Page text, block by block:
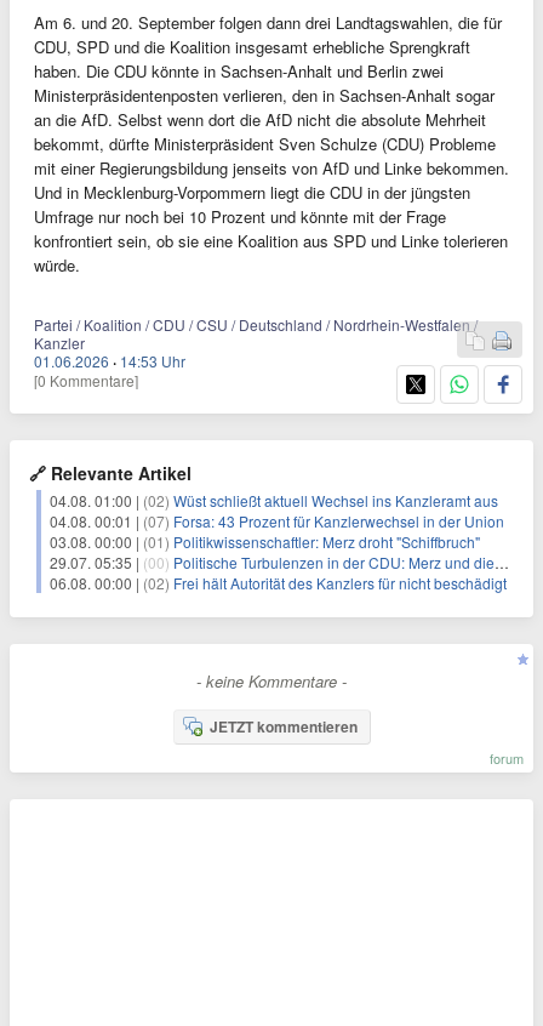
Am 6. und 20. September folgen dann drei Landtagswahlen, die für
CDU, SPD und die Koalition insgesamt erhebliche Sprengkraft
haben. Die CDU könnte in Sachsen-Anhalt und Berlin zwei
Ministerpräsidentenposten verlieren, den in Sachsen-Anhalt sogar
an die AfD. Selbst wenn dort die AfD nicht die absolute Mehrheit
bekommt, dürfte Ministerpräsident Sven Schulze (CDU) Probleme
mit einer Regierungsbildung jenseits von AfD und Linke bekommen.
Und in Mecklenburg-Vorpommern liegt die CDU in der jüngsten
Umfrage nur noch bei 10 Prozent und könnte mit der Frage
konfrontiert sein, ob sie eine Koalition aus SPD und Linke tolerieren
würde.
Partei / Koalition / CDU / CSU / Deutschland / Nordrhein-Westfalen /
Kanzler
01.06.2026 · 14:53 Uhr
[0 Kommentare]
🔗 Relevante Artikel
04.08. 01:00 | (02) Wüst schließt aktuell Wechsel ins Kanzleramt aus
04.08. 00:01 | (07) Forsa: 43 Prozent für Kanzlerwechsel in der Union
03.08. 00:00 | (01) Politikwissenschaftler: Merz droht "Schiffbruch"
29.07. 05:35 | (00) Politische Turbulenzen in der CDU: Merz und die Herausforderungen seiner Fraktion
06.08. 00:00 | (02) Frei hält Autorität des Kanzlers für nicht beschädigt
- keine Kommentare -
JETZT kommentieren
forum